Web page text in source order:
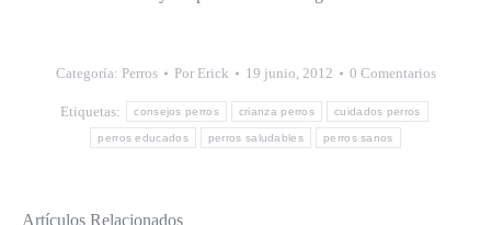
Categoría: Perros Por Erick 19 junio, 2012 0 Comentarios
Etiquetas: consejos perros crianza perros cuidados perros
perros educados perros saludables perros sanos
Artículos Relacionados